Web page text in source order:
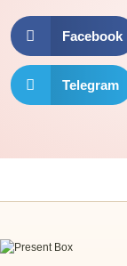
Facebook
Telegram